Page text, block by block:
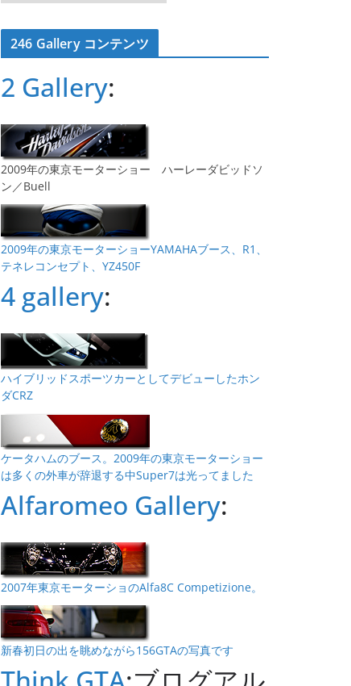
ー
カ
イ246 Gallery コンテンツ
2 Gallery:
2009年の東京モーターショー ハーレーダビッドソ
ン／Buell
2009年の東京モーターショーYAMAHAブース、R1、
テネレコンセプト、YZ450F
4 gallery:
ハイブリッドスポーツカーとしてデビューしたホン
ダCRZ
ケータハムのブース。2009年の東京モーターショー
は多くの外車が辞退する中Super7は光ってました
Alfaromeo Gallery:
2007年東京モーターショのAlfa8C Competizione。
新春初日の出を眺めながら156GTAの写真です